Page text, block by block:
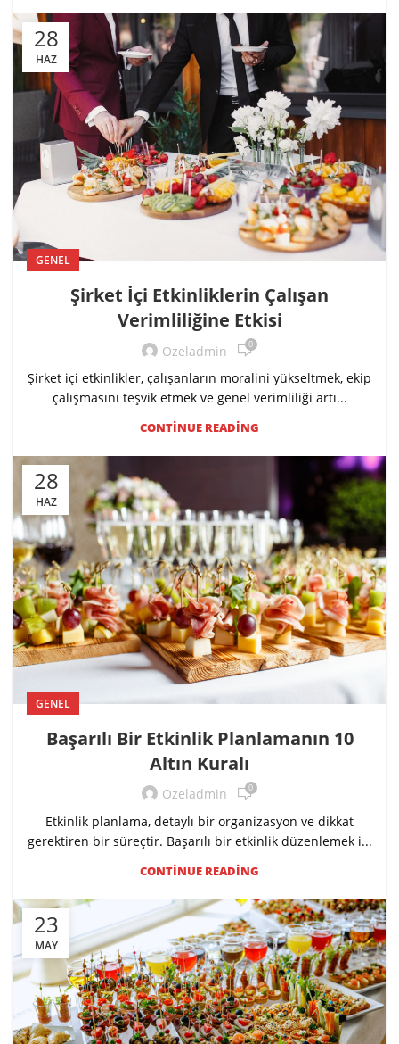
28
HAZ
GENEL
Şirket İçi Etkinliklerin Çalışan
Verimliliğine Etkisi
Ozeladmin 0
Şirket içi etkinlikler, çalışanların moralini yükseltmek, ekip
çalışmasını teşvik etmek ve genel verimliliği artı...
CONTINUE READING
28
HAZ
GENEL
Başarılı Bir Etkinlik Planlamanın 10
Altın Kuralı
Ozeladmin 0
Etkinlik planlama, detaylı bir organizasyon ve dikkat
gerektiren bir süreçtir. Başarılı bir etkinlik düzenlemek i...
CONTINUE READING
23
MAY
İletişim